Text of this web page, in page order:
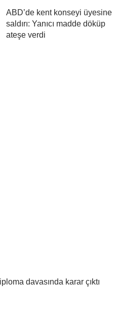
ABD’de kent konseyi üyesine
saldırı: Yanıcı madde döküp
ateşe verdi
davasında karar çıktı